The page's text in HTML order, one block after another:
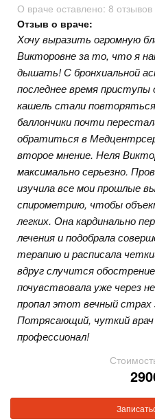
О враче оставлено: 8 отзывов
Отзыв о враче:
Хочу выразить огромную
Викторовне за то, что я
дышать! С бронхиальной
последнее время
кашель стали
баллончики почти
обратиться в
второе мнение. Неля
максимально серьезно.
изучила все мои прошлые
спирометрию, чтобы
легких. Она кардинально
лечения и подобрала
терапию и расписала
вдруг случится
почувствовала уже через
пропал этот вечный страх
Потрясающий, чуткий
профессионал!